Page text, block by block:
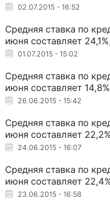
02.07.2015 - 16:52
Cредняя ставка по
июня составляет
01.07.2015 - 15:02
Cредняя ставка по
июня составляет
26.06.2015 - 15:42
Cредняя ставка по
июня составляет
24.06.2015 - 16:07
Cредняя ставка по
июня составляет
23.06.2015 - 16:58